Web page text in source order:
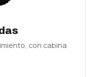
con cabina